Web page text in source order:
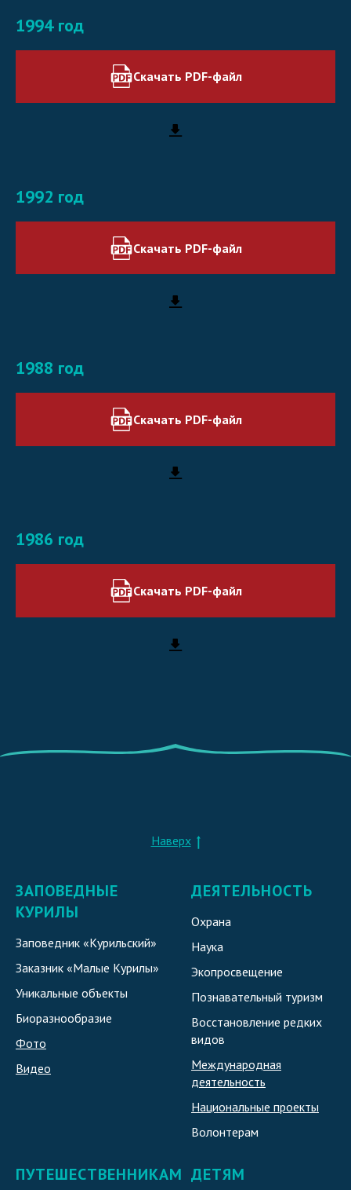
1994 год
Скачать PDF-файл
1992 год
Скачать PDF-файл
1988 год
Скачать PDF-файл
1986 год
Скачать PDF-файл
Наверх
ЗАПОВЕДНЫЕ
КУРИЛЫ
Заповедник «Курильский»
Заказник «Малые Курилы»
Уникальные объекты
Биоразнообразие
Фото
Видео
ДЕЯТЕЛЬНОСТЬ
Охрана
Наука
Экопросвещение
Познавательный туризм
Восстановление редких
видов
Международная
деятельность
Национальные проекты
Волонтерам
ПУТЕШЕСТВЕННИКАМ ДЕТЯМ